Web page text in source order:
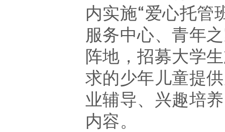
内实施“爱心托管
服务中心、青年
阵地，招募大学生
求的少年儿童提
业辅导、兴趣培
内容。